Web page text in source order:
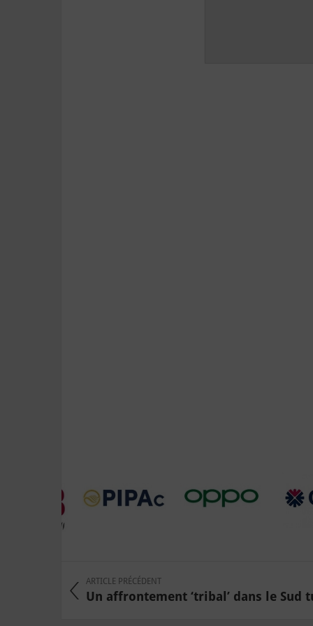
ARTICLE PRÉCÉDENT
Un affrontement ‘tribal’ dans le Sud